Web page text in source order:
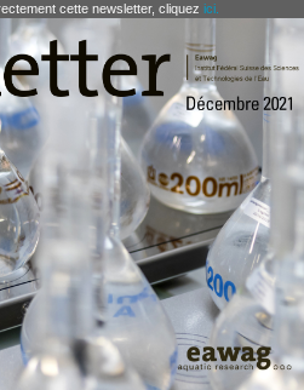
cette newsletter, cliquez ici.